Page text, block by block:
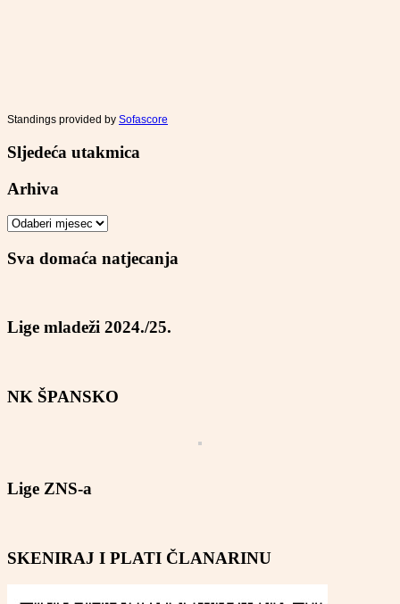
Standings provided by Sofascore
Sljedeća utakmica
Arhiva
Arhiva
Sva domaća natjecanja
Lige mladeži 2024./25.
NK ŠPANSKO
Lige ZNS-a
SKENIRAJ I PLATI ČLANARINU